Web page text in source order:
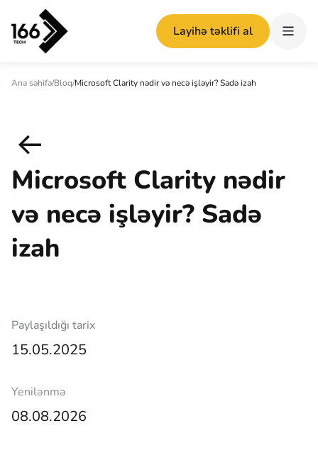
Layihə təklifi al
Ana səhifə/Bloq/Microsoft Clarity nədir və necə işləyir? Sadə izah
Microsoft Clarity nədir
və necə işləyir? Sadə
izah
Paylaşıldığı tarix
15.05.2025
Yenilənmə
08.08.2026